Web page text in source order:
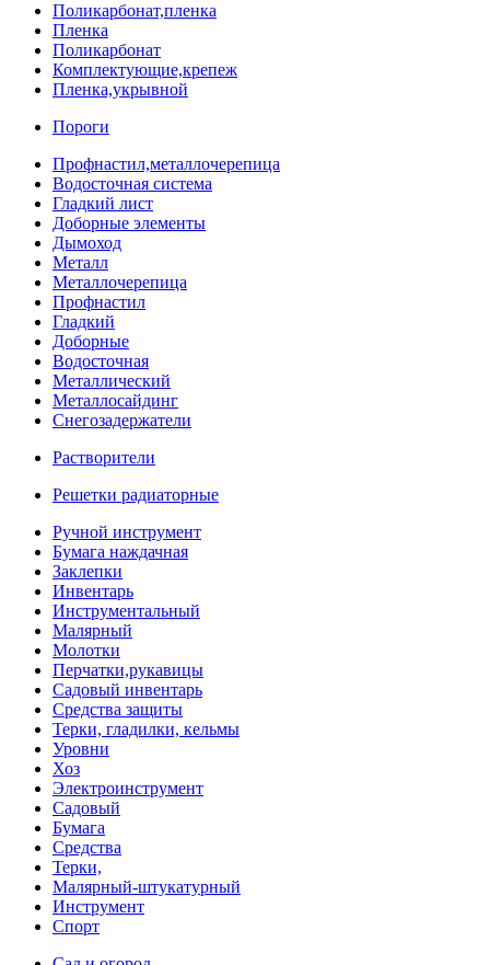
Поликарбонат,пленка
Пленка
Поликарбонат
Комплектующие,крепеж
Пленка,укрывной
Пороги
Профнастил,металлочерепица
Водосточная система
Гладкий лист
Доборные элементы
Дымоход
Металл
Металлочерепица
Профнастил
Гладкий
Доборные
Водосточная
Металлический
Металлосайдинг
Снегозадержатели
Растворители
Решетки радиаторные
Ручной инструмент
Бумага наждачная
Заклепки
Инвентарь
Инструментальный
Малярный
Молотки
Перчатки,рукавицы
Садовый инвентарь
Средства защиты
Терки, гладилки, кельмы
Уровни
Хоз
Электроинструмент
Садовый
Бумага
Средства
Терки,
Малярный-штукатурный
Инструмент
Спорт